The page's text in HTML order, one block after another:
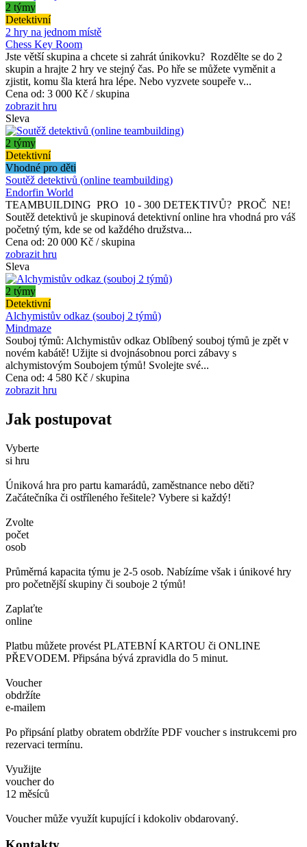
2 týmy
Detektivní
2 hry na jednom místě
Chess Key Room
Jste větší skupina a chcete si zahrát únikovku? Rozdělte se do 2
skupin a hrajte 2 hry ve stejný čas. Po hře se můžete vyměnit a
zjistit, komu šla která hra lépe. Nebo vyzvete soupeře v...
Cena od: 3 000 Kč / skupina
zobrazit hru
Sleva
2 týmy
Detektivní
Vhodné pro děti
Soutěž detektivů (online teambuilding)
Endorfin World
TEAMBUILDING PRO 10 - 300 DETEKTIVŮ? PROČ NE!
Soutěž detektivů je skupinová detektivní online hra vhodná pro váš
početný tým, kde se od každého družstva...
Cena od: 20 000 Kč / skupina
zobrazit hru
Sleva
2 týmy
Detektivní
Alchymistův odkaz (souboj 2 týmů)
Mindmaze
Souboj týmů: Alchymistův odkaz Oblíbený souboj týmů je zpět v
novém kabátě! Užijte si dvojnásobnou porci zábavy s
alchymistovým Soubojem týmů! Svolejte své...
Cena od: 4 580 Kč / skupina
zobrazit hru
Jak postupovat
Vyberte
si hru
Úniková hra pro partu kamarádů, zaměstnance nebo děti?
Začátečníka či ostříleného řešitele? Vybere si každý!
Zvolte
počet
osob
Průměrná kapacita týmu je 2-5 osob. Nabízíme však i únikové hry
pro početnější skupiny či souboje 2 týmů!
Zaplaťte
online
Platbu můžete provést PLATEBNÍ KARTOU či ONLINE
PŘEVODEM. Připsána bývá zpravidla do 5 minut.
Voucher
obdržíte
e-mailem
Po připsání platby obratem obdržíte PDF voucher s instrukcemi pro
rezervaci termínu.
Využijte
voucher do
12 měsíců
Voucher může využít kupující i kdokoliv obdarovaný.